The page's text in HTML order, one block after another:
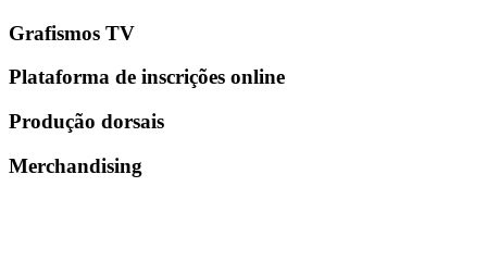
Grafismos TV
Plataforma de inscrições online
Produção dorsais
Merchandising